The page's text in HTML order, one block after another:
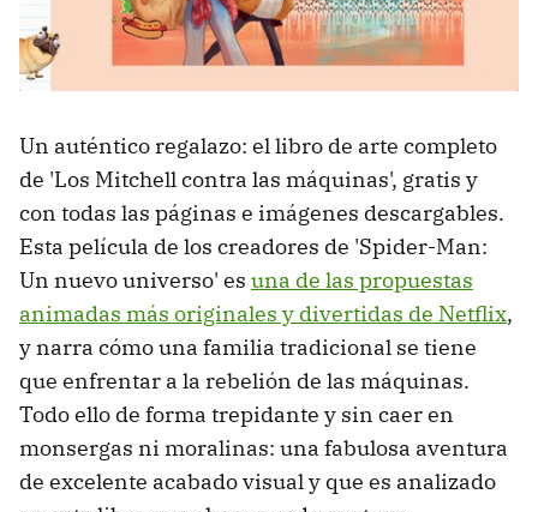
Un auténtico regalazo: el libro de arte completo
de 'Los Mitchell contra las máquinas', gratis y
con todas las páginas e imágenes descargables.
Esta película de los creadores de 'Spider-Man:
Un nuevo universo' es una de las propuestas
animadas más originales y divertidas de Netflix,
y narra cómo una familia tradicional se tiene
que enfrentar a la rebelión de las máquinas.
Todo ello de forma trepidante y sin caer en
monsergas ni moralinas: una fabulosa aventura
de excelente acabado visual y que es analizado